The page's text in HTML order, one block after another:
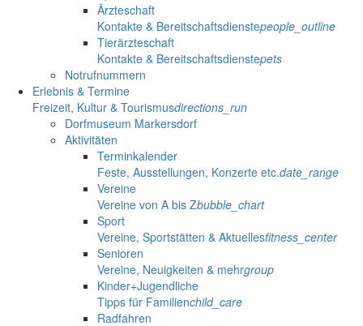
Ärzteschaft
Kontakte & Bereitschaftsdienstepeople_outline
Tierärzteschaft
Kontakte & Bereitschaftsdienstepets
Notrufnummern
Erlebnis & Termine
Freizeit, Kultur & Tourismusdirections_run
Dorfmuseum Markersdorf
Aktivitäten
Terminkalender
Feste, Ausstellungen, Konzerte etc.date_range
Vereine
Vereine von A bis Zbubble_chart
Sport
Vereine, Sportstätten & Aktuellesfitness_center
Senioren
Vereine, Neuigkeiten & mehrgroup
Kinder+Jugendliche
Tipps für Familienchild_care
Radfahren